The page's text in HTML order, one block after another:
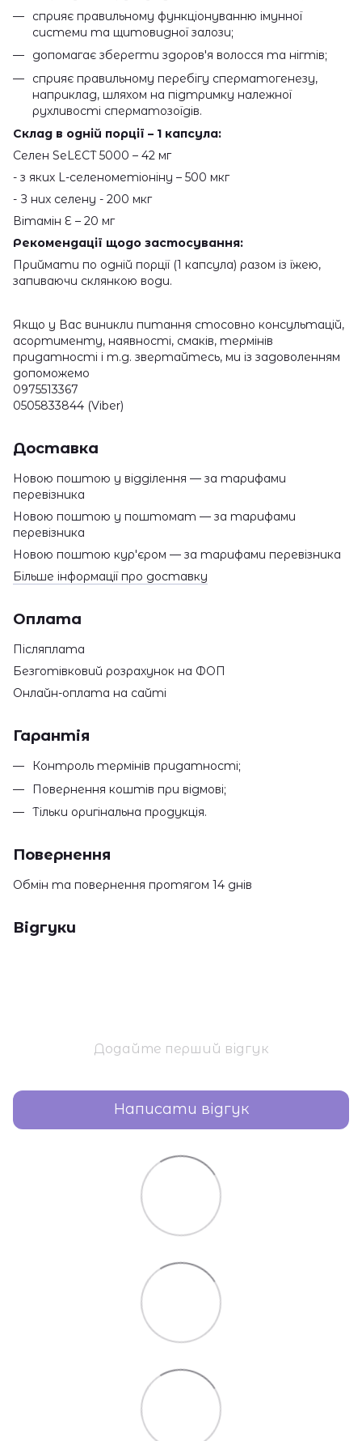
сприяє правильному функціонуванню імунної
системи та щитовидної залози;
допомагає зберегти здоров'я волосся та нігтів;
сприяє правильному перебігу сперматогенезу,
наприклад, шляхом на підтримку належної
рухливості сперматозоїдів.
Склад в одній порції – 1 капсула:
Селен SeLECT 5000 – 42 мг
- з яких L-селенометіоніну – 500 мкг
- З них селену - 200 мкг
Вітамін Е – 20 мг
Рекомендації щодо застосування:
Приймати по одній порції (1 капсула) разом із їжею,
запиваючи склянкою води.
Якщо у Вас виникли питання стосовно консультацій,
асортименту, наявності, смаків, термінів
придатності і т.д. звертайтесь, ми із задоволенням
допоможемо
0975513367
0505833844 (Viber)
Доставка
Новою поштою у відділення — за тарифами
перевізника
Новою поштою у поштомат — за тарифами
перевізника
Новою поштою кур'єром — за тарифами перевізника
Більше інформації про доставку
Оплата
Післяплата
Безготівковий розрахунок на ФОП
Онлайн-оплата на сайті
Гарантія
Контроль термінів придатності;
Повернення коштів при відмові;
Тільки оригінальна продукція.
Повернення
Обмін та повернення протягом 14 днів
Відгуки
Додайте перший відгук
Написати відгук